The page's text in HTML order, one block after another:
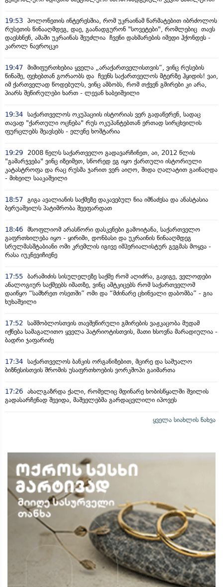
19:53 პოლონეთის ინტერესშია, რომ უკრაინამ წარმატებით იბრძოლოს
რუსეთის წინააღმდეგ, დაე, გაანადგურონ "სოვეტები", რომლებიც თავს
დაესხნენ, ამაში უკრაინას შეუძლია ჩვენი დახმარების იმედი ჰქონდეს -
კაროლ ნავროცკი
19:47 მიმიფურთხებია ყველა „არაქართველისთვის“, ვინც რუსების
წინაშე, ფეხებთან გორაობს და ჩვენს საქართველოს მტერზე ჰყიდის! ვაი,
იმ ქართველად წოდებულს, ვინც ამბობს, რომ თქვენ გმირები კი არა,
პიარს შეწირულები ხართ - ლევან ხაბეიშვილი
19:34 საქართველოს ოკუპაციის ისტორიას ვერ გადაწერენ, სადაც
თავად "ქართული ოცნება" რუს ოკუპანტებთან ერთად სირცხვილის
ფურცლებს შეავსებს - ელენე ხოშტარია
19:29
2008 წელს საქართველო გადავარჩინეთ, აი, 2012 წლის
"გამარჯვება" ვინც იზეიმეთ, სწორედ ეგ იყო ქართული ისტორიული
კატასტროფა და რაც რუსმა ჯარით ვერ აიღო, შიდა ღალატით გაინაღდა
- მიხეილ სააკაშვილი
18:57 გიგა ავალიანის საქმეზე დაკავებულ ნია იმნაძესა და ანასტასია
ბერუაშვილს პატიმრობა შეეფარდათ
18:46 მსოფლიომ არასწორი დასკვნები გამოიტანა, საქართველო
გაფრთხილება იყო - ყირიმი, დონბასი და უკრაინის წინააღმდეგ
სრულმასშტაბიანი ომი კრემლის იგივე იმპერიალისტურ გეგმას მოყვა -
რასა იუკნევიჩიენე
17:55 ბარამიძის სისულელეზე საქმე რომ აღიძრა, გავიგე, ველოდები
ანალოგიურ საქმეებს იმათზე, ვინც ამტკიცებს რომ საქართველომ
დაიწყო “სამხრეთ ოსეთში” ომი და “მძინარე ცხინვალი დაბომბა” - გია
ხუხაშვილი
17:52
სამშობლოსთვის თავშეწირული გმირების ვაჟკაცობა მუდამ
იქნება სამაგალითო ყველა პატრიოტისთვის, მათი ხსოვნა მარადიულია -
ბადრი ჯაფარიძე
17:34 საქართველოს ბანკის ორგანიზებით, მცირე და საშუალო
ბიზნესისთვის შრომის უსაფრთხოების ვორკშოპი გაიმართა
17:26 ახალგაზრდა ქალი, რომელიც მდინარე ხობისწყალში შვილის
გადასარჩენად შევიდა, მაშველებმა გარდაცვლილი იპოვეს
ყველა სიახლის ნახვა